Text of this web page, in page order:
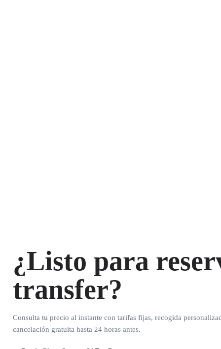
¿Listo para
transfer?
Consulta tu precio al instante con tarifas fijas, recogida
cancelación gratuita hasta 24 horas antes.